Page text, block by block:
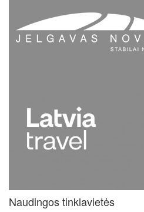
Naudingos tinklavietės